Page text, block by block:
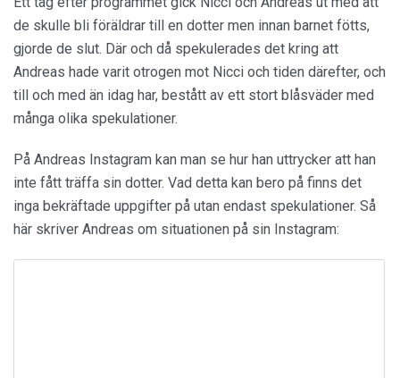
de skulle bli föräldrar till en dotter men innan barnet fötts,
gjorde de slut. Där och då spekulerades det kring att
Andreas hade varit otrogen mot Nicci och tiden därefter, och
till och med än idag har, bestått av ett stort blåsväder med
många olika spekulationer.
På Andreas Instagram kan man se hur han uttrycker att han
inte fått träffa sin dotter. Vad detta kan bero på finns det
inga bekräftade uppgifter på utan endast spekulationer. Så
här skriver Andreas om situationen på sin Instagram: